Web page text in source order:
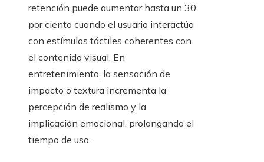
retención puede aumentar hasta un 30
por ciento cuando el usuario interactúa
con estímulos táctiles coherentes con
el contenido visual. En
entretenimiento, la sensación de
impacto o textura incrementa la
percepción de realismo y la
implicación emocional, prolongando el
tiempo de uso.